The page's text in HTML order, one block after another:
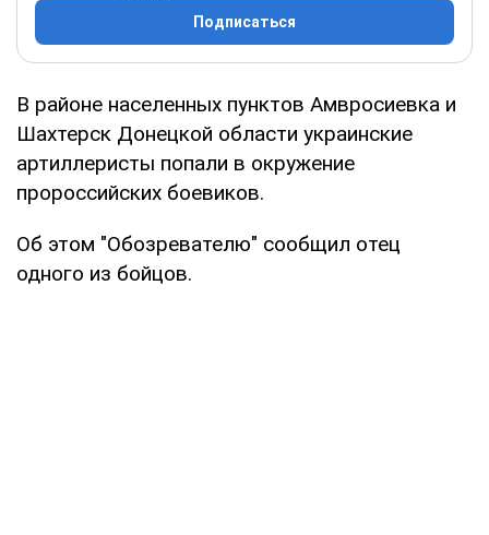
Подписаться
В районе населенных пунктов Амвросиевка и
Шахтерск Донецкой области украинские
артиллеристы попали в окружение
пророссийских боевиков.
Об этом "Обозревателю" сообщил отец
одного из бойцов.